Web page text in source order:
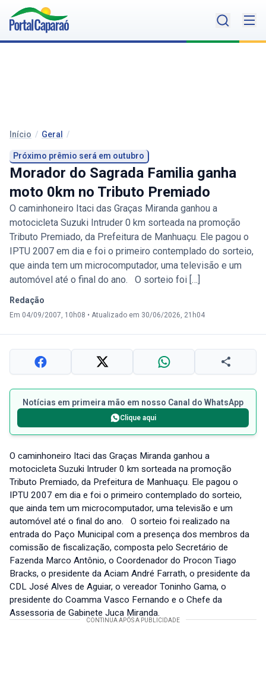
Início / Geral /
Próximo prêmio será em outubro
Morador do Sagrada Familia ganha
moto 0km no Tributo Premiado
O caminhoneiro Itaci das Graças Miranda ganhou a
motocicleta Suzuki Intruder 0 km sorteada na promoção
Tributo Premiado, da Prefeitura de Manhuaçu. Ele pagou o
IPTU 2007 em dia e foi o primeiro contemplado do sorteio,
que ainda tem um microcomputador, uma televisão e um
automóvel até o final do ano. O sorteio foi […]
Redação
Em 04/09/2007, 10h08 • Atualizado em 30/06/2026, 21h04
Notícias em primeira mão em nosso Canal do WhatsApp
Clique aqui
O caminhoneiro Itaci das Graças Miranda ganhou a
motocicleta Suzuki Intruder 0 km sorteada na promoção
Tributo Premiado, da Prefeitura de Manhuaçu. Ele pagou o
IPTU 2007 em dia e foi o primeiro contemplado do sorteio,
que ainda tem um microcomputador, uma televisão e um
automóvel até o final do ano. O sorteio foi realizado na
entrada do Paço Municipal com a presença dos membros da
comissão de fiscalização, composta pelo Secretário de
Fazenda Marco Antônio, o Coordenador do Procon Tiago
Bracks, o presidente da Aciam André Farrath, o presidente da
CDL José Alves de Aguiar, o vereador Toninho Gama, o
presidente do Coamma Vasco Fernando e o Chefe da
Assessoria de Gabinete Juca Miranda.